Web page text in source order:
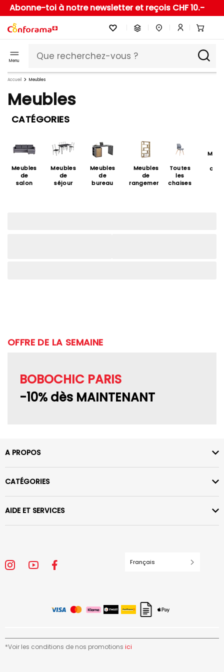
Abonne-toi à notre newsletter et reçois CHF 10.-
Menu
CATÉGORIES
Meubles
de
salon
Meubles
de
séjour
Meubles
de
bureau
Meubles
de
rangement
Toutes
les
chaises
Accueil Meubles
Meubles
OFFRE DE LA SEMAINE
BOBOCHIC PARIS
-10% dès MAINTENANT
A PROPOS
CATÉGORIES
AIDE ET SERVICES
Français
*Voir les conditions de nos promotions ici